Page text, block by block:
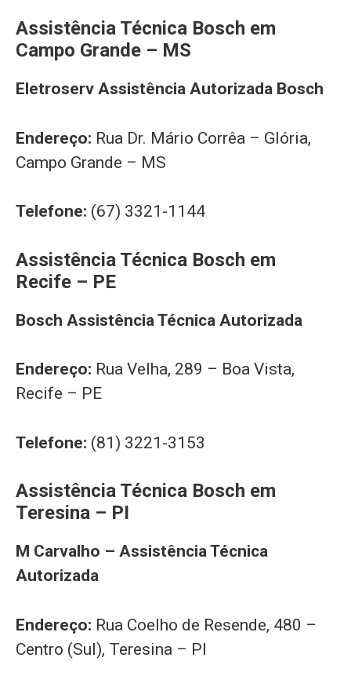
Assistência Técnica Bosch em
Campo Grande – MS
Eletroserv Assistência Autorizada Bosch
Endereço: Rua Dr. Mário Corrêa – Glória,
Campo Grande – MS
Telefone: (67) 3321-1144
Assistência Técnica Bosch em
Recife – PE
Bosch Assistência Técnica Autorizada
Endereço: Rua Velha, 289 – Boa Vista,
Recife – PE
Telefone: (81) 3221-3153
Assistência Técnica Bosch em
Teresina – PI
M Carvalho – Assistência Técnica
Autorizada
Endereço: Rua Coelho de Resende, 480 –
Centro (Sul), Teresina – PI